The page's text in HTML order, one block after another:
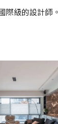
際級的設計師。